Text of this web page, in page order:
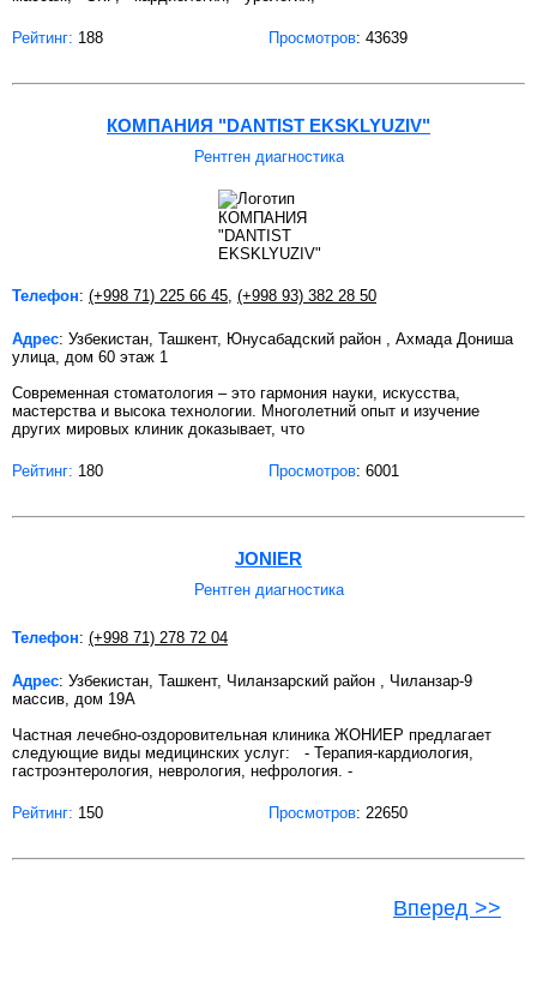
Рейтинг: 188 Просмотров: 43639
КОМПАНИЯ "DANTIST EKSKLYUZIV"
Рентген диагностика
Телефон: (+998 71) 225 66 45 (+998 93) 382 28 50
Адрес: Узбекистан, Ташкент, Юнусабадский район , Ахмада Дониша
улица, дом 60 этаж 1
Современная стоматология – это гармония науки, искусства,
мастерства и высока технологии. Многолетний опыт и изучение
других мировых клиник доказывает, что
Рейтинг: 180 Просмотров: 6001
JONIER
Рентген диагностика
Телефон: (+998 71) 278 72 04
Адрес: Узбекистан, Ташкент, Чиланзарский район , Чиланзар-9
массив, дом 19А
Частная лечебно-оздоровительная клиника ЖОНИЕР предлагает
следующие виды медицинских услуг: - Терапия-кардиология,
гастроэнтерология, неврология, нефрология. -
Рейтинг: 150 Просмотров: 22650
Вперед >>